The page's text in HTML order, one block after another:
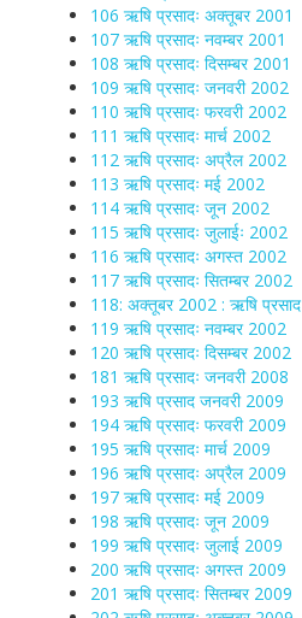
106 ऋषि प्रसादः अक्तूबर 2001
107 ऋषि प्रसादः नवम्बर 2001
108 ऋषि प्रसादः दिसम्बर 2001
109 ऋषि प्रसादः जनवरी 2002
110 ऋषि प्रसादः फरवरी 2002
111 ऋषि प्रसादः मार्च 2002
112 ऋषि प्रसादः अप्रैल 2002
113 ऋषि प्रसादः मई 2002
114 ऋषि प्रसादः जून 2002
115 ऋषि प्रसादः जुलाईः 2002
116 ऋषि प्रसादः अगस्त 2002
117 ऋषि प्रसादः सितम्बर 2002
118: अक्तूबर 2002 : ऋषि प्रसाद
119 ऋषि प्रसादः नवम्बर 2002
120 ऋषि प्रसादः दिसम्बर 2002
181 ऋषि प्रसादः जनवरी 2008
193 ऋषि प्रसाद जनवरी 2009
194 ऋषि प्रसादः फरवरी 2009
195 ऋषि प्रसादः मार्च 2009
196 ऋषि प्रसादः अप्रैल 2009
197 ऋषि प्रसादः मई 2009
198 ऋषि प्रसादः जून 2009
199 ऋषि प्रसादः जुलाई 2009
200 ऋषि प्रसादः अगस्त 2009
201 ऋषि प्रसादः सितम्बर 2009